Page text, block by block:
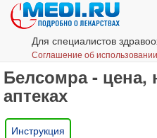
Для специалистов
Соглашение об использовании
Белсомра - цена,
аптеках
Инструкция